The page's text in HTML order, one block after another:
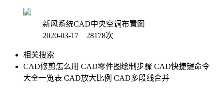
新风系统CAD中央空调布置图
2020-03-17 28178次
相关搜索
CAD修剪怎么用 CAD零件图绘制步骤 CAD快捷键命令
大全一览表 CAD放大比例 CAD多段线合并